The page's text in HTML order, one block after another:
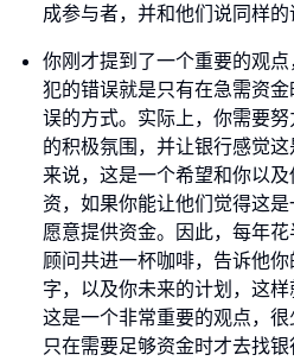
成参与者，并和他们说同样的
你刚才提到了一个重要的观
犯的错误就是只有在急需资
误的方式。实际上，你需要
的积极氛围，并让银行感觉
来说，这是一个希望和你以
资，如果你能让他们觉得这
愿意提供资金。因此，每年
顾问共进一杯咖啡，告诉他
字，以及你未来的计划，这样
这是一个非常重要的观点，
只在需要足够资金时才去找